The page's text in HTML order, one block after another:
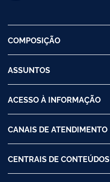
COMPOSIÇÃO
ASSUNTOS
ACESSO À INFORMAÇÃO
CANAIS DE ATENDIMENTO
CENTRAIS DE CONTEÚDOS